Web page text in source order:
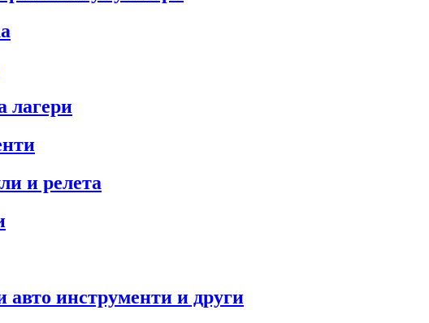
лагери
и релета
авто инструменти и други